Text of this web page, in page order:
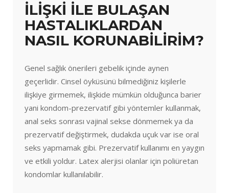
İLİŞKİ İLE BULAŞAN
HASTALIKLARDAN
NASIL KORUNABİLİRİM?
Genel sağlık önerileri gebelik içinde aynen
geçerlidir. Cinsel öyküsünü bilmediğiniz kişilerle
ilişkiye girmemek, ilişkide mümkün olduğunca barier
yani kondom-prezervatif gibi yöntemler kullanmak,
anal seks sonrası vajinal sekse dönmemek ya da
prezervatif değiştirmek, dudakda uçuk var ise oral
seks yapmamak gibi. Prezervatif kullanımı en yaygın
ve etkili yoldur. Latex alerjisi olanlar için poliüretan
kondomlar kullanılabilir.